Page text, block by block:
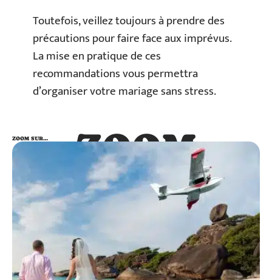
Toutefois, veillez toujours à prendre des
précautions pour faire face aux imprévus.
La mise en pratique de ces
recommandations vous permettra
d’organiser votre mariage sans stress.
ZOOM
SUR…
ZOOM SUR…